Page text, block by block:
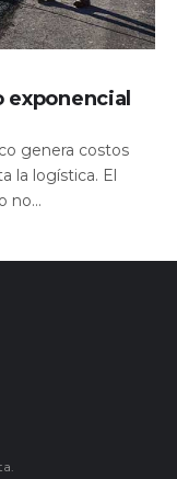
genera costos
la logística. El
no...